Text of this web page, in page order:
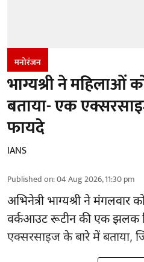
मनोरंजन
भाग्यश्री ने महिलाओं
बताया- एक
फायदे
IANS
Published on:04 Aug 2026, 11:30 pm
अभिनेत्री भाग्यश्री ने मंगलवार
वर्कआउट रूटीन की एक झलक
एक्सरसाइज के बारे में बताया,